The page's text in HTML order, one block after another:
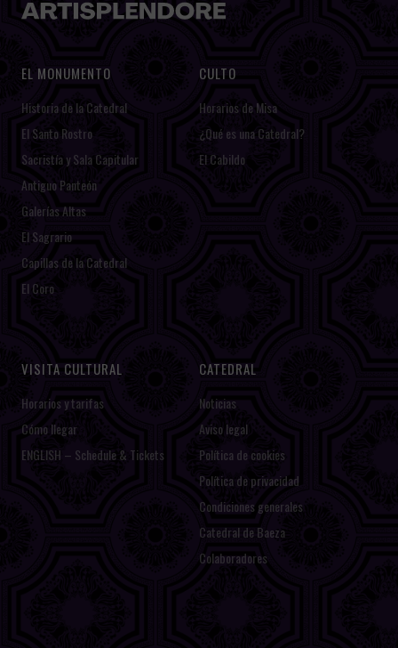
EL MONUMENTO
Historia de la Catedral
El Santo Rostro
Sacristía y Sala Capitular
Antiguo Panteón
Galerías Altas
El Sagrario
Capillas de la Catedral
El Coro
CULTO
Horarios de Misa
¿Qué es una Catedral?
El Cabildo
VISITA CULTURAL
Horarios y tarifas
Cómo llegar
ENGLISH – Schedule & Tickets
CATEDRAL
Noticias
Aviso legal
Política de cookies
Política de privacidad
Condiciones generales
Catedral de Baeza
Colaboradores